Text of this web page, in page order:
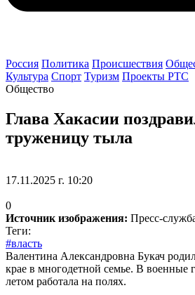
Россия Политика Происшествия
Культура Спорт Туризм Проекты РТС
Общество
Глава Хакасии
труженицу тыла
17.11.2025 г. 10:20
0
Источник изображения: Пресс-
Теги:
#власть
Валентина Александровна Букач
крае в многодетной семье. В военные
летом работала на полях.